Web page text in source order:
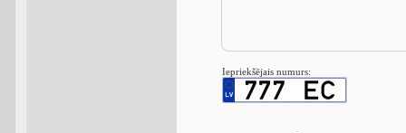
Iepriekšējais numurs: